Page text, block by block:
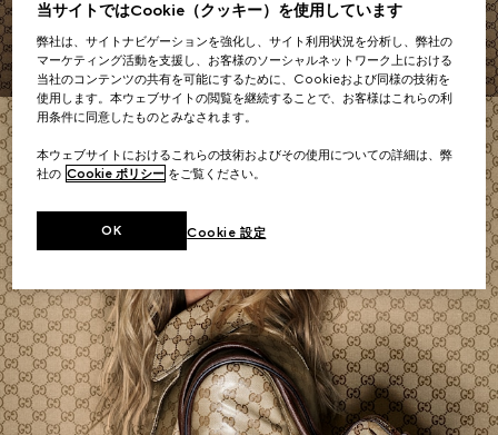
当サイトではCookie（クッキー）を使用しています
弊社は、サイトナビゲーションを強化し、サイト利用状況を分析し、弊社の
マーケティング活動を支援し、お客様のソーシャルネットワーク上における
当社のコンテンツの共有を可能にするために、Cookieおよび同様の技術を
使用します。本ウェブサイトの閲覧を継続することで、お客様はこれらの利
用条件に同意したものとみなされます。
本ウェブサイトにおけるこれらの技術およびその使用についての詳細は、弊
社の Cookie ポリシー をご覧ください。
Cookie 設定
OK